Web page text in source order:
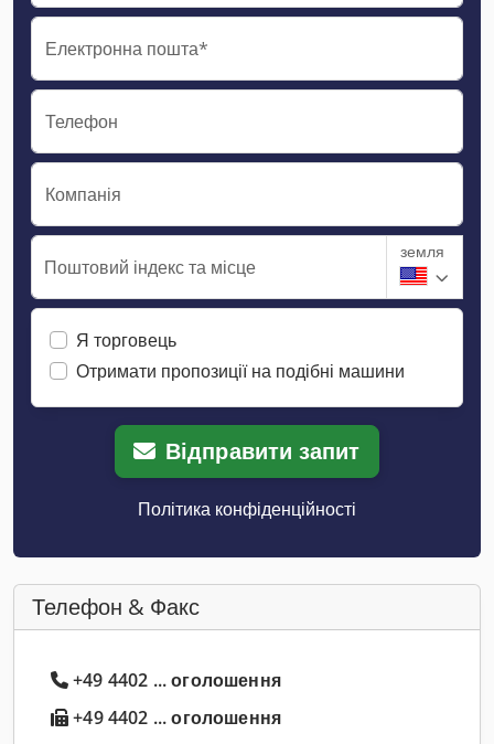
Електронна пошта*
Телефон
Компанія
Поштовий індекс та місце
земля
Я торговець
Отримати пропозиції на подібні машини
Відправити запит
Політика конфіденційності
Телефон & Факс
+49 4402 ... оголошення
+49 4402 ... оголошення